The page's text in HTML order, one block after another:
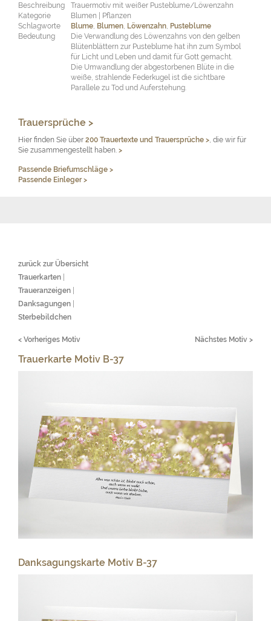
Beschreibung
Trauermotiv mit weißer Pusteblume/Löwenzahn
Kategorie
Blumen | Pflanzen
Schlagworte
Blume, Blumen, Löwenzahn, Pusteblume
Bedeutung
Die Verwandlung des Löwenzahns von den gelben
Blütenblättern zur Pusteblume hat ihn zum Symbol
für Licht und Leben und damit für Gott gemacht.
Die Umwandlung der abgestorbenen Blüte in die
weiße, strahlende Federkugel ist die sichtbare
Parallele zu Tod und Auferstehung.
Trauersprüche >
Hier finden Sie über 200 Trauertexte und Trauersprüche >, die wir für
Sie zusammengestellt haben. >
Passende Briefumschläge >
Passende Einleger >
zurück zur Übersicht
Trauerkarten
Traueranzeigen
Danksagungen
Sterbebildchen
< Vorheriges Motiv Nächstes Motiv >
Trauerkarte Motiv B-37
Danksagungskarte Motiv B-37